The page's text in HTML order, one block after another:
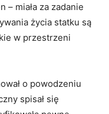
– miała za zadanie
życia statku są
w przestrzeni
o powodzeniu
spisał się